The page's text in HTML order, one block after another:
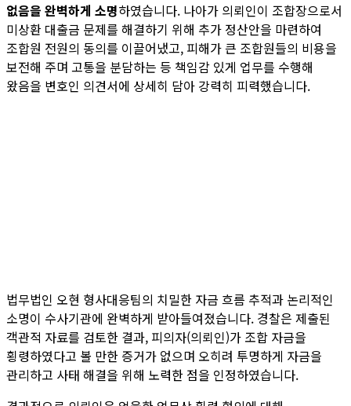
없음을 완벽하게 소명하였습니다. 나아가 의뢰인이 조합장으로서
미상환 대출금 문제를 해결하기 위해 추가 정산안을 마련하여
조합원 전원의 동의를 이끌어냈고, 피해가 큰 조합원들의 비용을
보전해 주며 고통을 분담하는 등 책임감 있게 업무를 수행해
왔음을 변호인 의견서에 상세히 담아 강력히 피력했습니다.
법무법인 오현 형사대응팀의 치밀한 자금 흐름 추적과 논리적인
소명이 수사기관에 완벽하게 받아들여졌습니다. 경찰은 제출된
객관적 자료를 검토한 결과, 피의자(의뢰인)가 조합 자금을
횡령하였다고 볼 만한 증거가 없으며 오히려 투명하게 자금을
관리하고 사태 해결을 위해 노력한 점을 인정하였습니다.